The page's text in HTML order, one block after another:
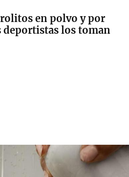
en polvo y por
deportistas los toman